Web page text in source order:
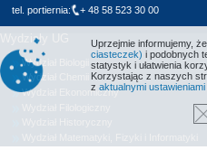
tel. portiernia:
+ 48 58 523 30 00
Wydziały UG
Wydział Biologii
Wydział Chemii
Wydział Ekonomiczny
Uprzejmie informujemy, że
ciasteczek) i podobnych
statystyk i ułatwienia
Korzystając z naszych
z aktualnymi